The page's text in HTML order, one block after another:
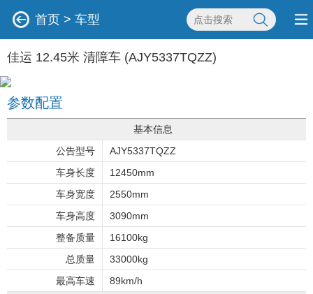
首页 > 车型
佳运 12.45米 清障车 (AJY5337TQZZ)
参数配置
基本信息
公告型号
AJY5337TQZZ
车身长度
12450mm
车身宽度
2550mm
车身高度
3090mm
整备质量
16100kg
总质量
33000kg
最高车速
89km/h